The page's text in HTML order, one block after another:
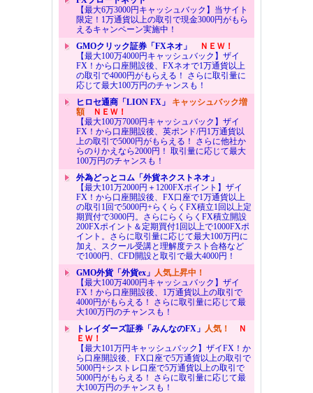
【最大6万3000円キャッシュバック】当サイト
限定！1万通貨以上の取引で現金3000円がもら
えるキャンペーン実施中！
GMOクリック証券「FXネオ」
ＮＥＷ！
【最大100万4000円キャッシュバック】ザイ
FX！から口座開設後、FXネオで1万通貨以上
の取引で4000円がもらえる！ さらに取引量に
応じて最大100万円のチャンスも！
ヒロセ通商「LION FX」 キャッシュバック増
額ＮＥＷ！
【最大100万7000円キャッシュバック】ザイ
FX！から口座開設後、英ポンド/円1万通貨以
上の取引で5000円がもらえる！ さらに他社か
らのりかえなら2000円！ 取引量に応じて最大
100万円のチャンスも！
外為どっとコム「外貨ネクストネオ」
【最大101万2000円＋1200FXポイント】ザイ
FX！から口座開設後、FX口座で1万通貨以上
の取引1回で5000円+らくらくFX積立1回以上定
期買付で3000円。さらにらくらくFX積立開設
200FXポイント＆定期買付1回以上で1000FXポ
イント。さらに取引量に応じて最大100万円に
加え、スクール受講と理解度テスト合格など
で1000円、CFD開設と取引で最大4000円！
GMO外貨「外貨ex」 人気上昇中！
【最大100万4000円キャッシュバック】ザイ
FX！から口座開設後、1万通貨以上の取引で
4000円がもらえる！ さらに取引量に応じて最
大100万円のチャンスも！
トレイダーズ証券「みんなのFX」 人気！
Ｎ
ＥＷ！
【最大101万円キャッシュバック】ザイFX！か
ら口座開設後、FX口座で5万通貨以上の取引で
5000円+シストレ口座で5万通貨以上の取引で
5000円がもらえる！ さらに取引量に応じて最
大100万円のチャンスも！